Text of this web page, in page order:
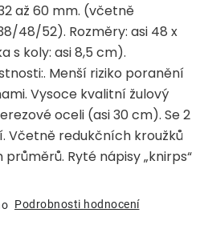
až 60 mm. (včetně
48/52). Rozměry: asi 48 x
s koly: asi 8,5 cm).
Menší riziko poranění
Vysoce kvalitní žulový
oceli (asi 30 cm). Se 2
Včetně redukčních kroužků
Ryté nápisy „knirps“
Podrobnosti hodnocení